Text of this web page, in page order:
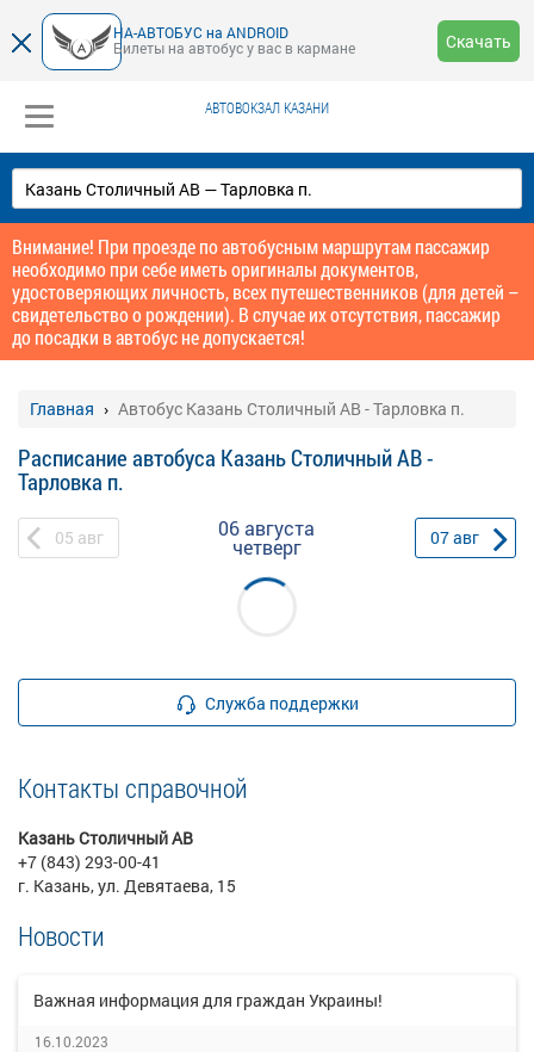
НА-АВТОБУС на ANDROID
Билеты на автобус у вас в кармане
Скачать
АВТОВОКЗАЛ КАЗАНИ
Внимание! При проезде по автобусным маршрутам пассажир
необходимо при себе иметь оригиналы документов,
удостоверяющих личность, всех путешественников (для детей –
свидетельство о рождении). В случае их отсутствия, пассажир
до посадки в автобус не допускается!
Главная Автобус Казань Столичный АВ - Тарловка п.
Расписание автобуса Казань Столичный АВ -
Тарловка п.
05 авг 06 августа
четверг 07авг
Служба поддержки
Контакты справочной
Казань Столичный АВ
+7 (843) 293-00-41
г. Казань, ул. Девятаева, 15
Новости
Важная информация для граждан Украины!
16.10.2023